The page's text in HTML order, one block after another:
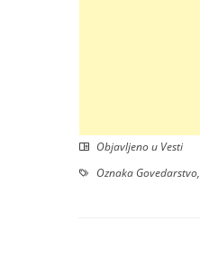
Objavljeno u Vesti
Oznaka Govedarstvo,